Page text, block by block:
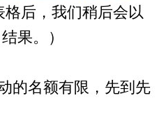
格后，我们稍后会以
果。）
的名额有限，先到先